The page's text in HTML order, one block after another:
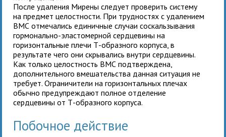
После удаления Мирены следует проверить систему
на предмет целостности. При трудностях с удалением
ВМС отмечались единичные случаи соскальзывания
гормонально-эластомерной сердцевины на
горизонтальные плечи Т-образного корпуса, в
результате чего они скрывались внутри сердцевины.
Как только целостность ВМС подтверждена,
дополнительного вмешательства данная ситуация не
требует. Ограничители на горизонтальных плечах
обычно предупреждают полное отделение
сердцевины от Т-образного корпуса.
Побочное действие